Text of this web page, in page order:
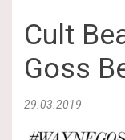
Cult
Goss
29.03.2019